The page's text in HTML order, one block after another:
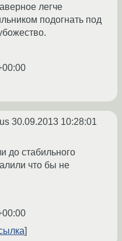
легче
подогнать под
30.09.2013 10:28:01
до стабильного
что бы не